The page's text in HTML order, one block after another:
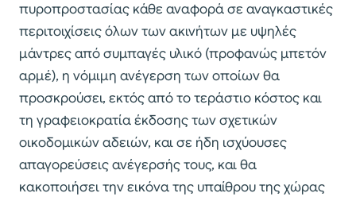
πυροπροστασίας κάθε αναφορά σε αναγκαστικές
περιτοιχίσεις όλων των ακινήτων με υψηλές
μάντρες από συμπαγές υλικό (προφανώς μπετόν
αρμέ), η νόμιμη ανέγερση των οποίων θα
προσκρούσει, εκτός από το τεράστιο κόστος και
τη γραφειοκρατία έκδοσης των σχετικών
οικοδομικών αδειών, και σε ήδη ισχύουσες
απαγορεύσεις ανέγερσής τους, και θα
κακοποιήσει την εικόνα της υπαίθρου της χώρας